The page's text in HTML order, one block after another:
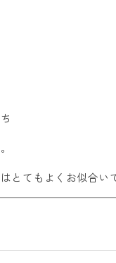
とてもよくお似合い